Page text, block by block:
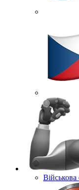
Військова